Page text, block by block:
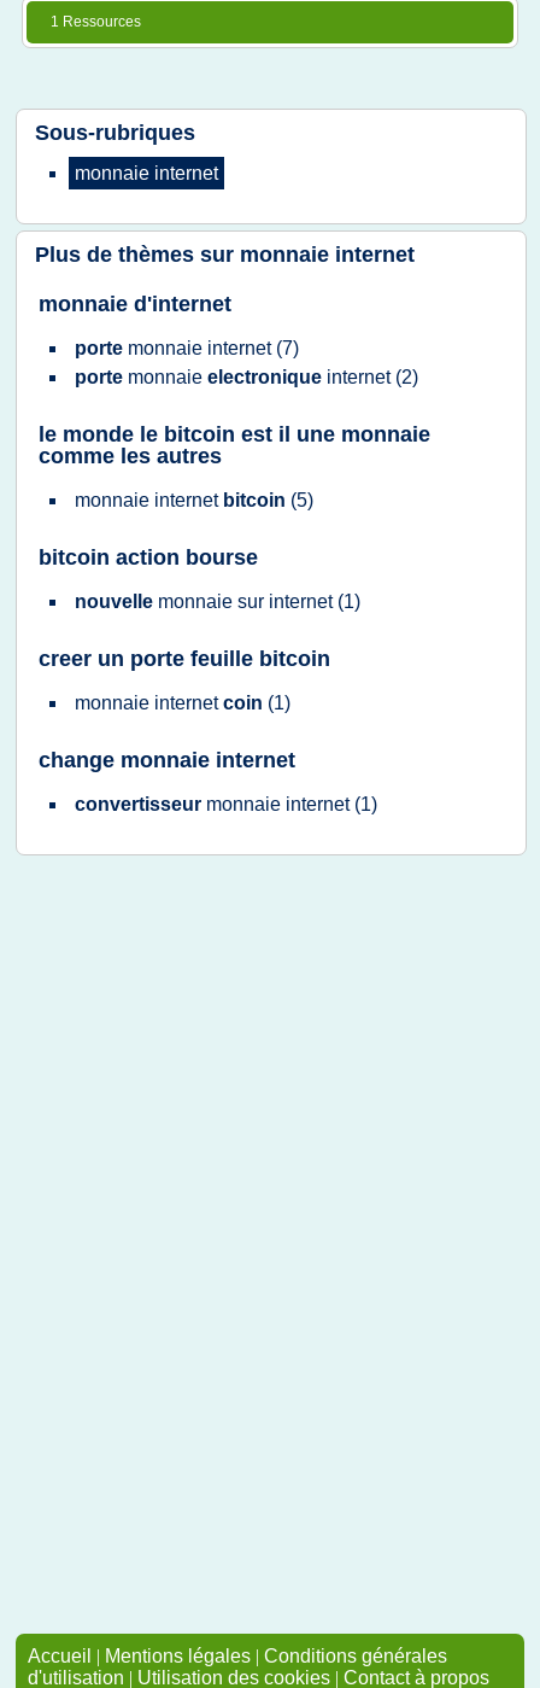
1 Ressources
Sous-rubriques
monnaie internet
Plus de thèmes sur monnaie internet
monnaie d'internet
porte monnaie internet (7)
porte monnaie electronique internet (2)
le monde le bitcoin est il une monnaie
comme les autres
monnaie internet bitcoin (5)
bitcoin action bourse
nouvelle monnaie sur internet (1)
creer un porte feuille bitcoin
monnaie internetcoin (1)
change monnaie internet
convertisseur monnaie internet (1)
Accueil | Mentions légales | Conditions générales
d'utilisation | Utilisation des cookies | Contact à propos